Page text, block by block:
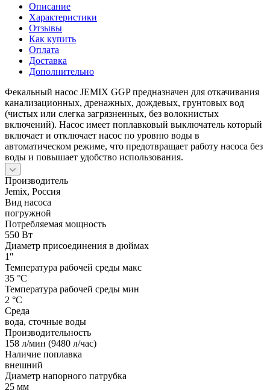
Описание
Характеристики
Отзывы
Как купить
Оплата
Доставка
Дополнительно
Фекальный насос JEMIX GGP предназначен для откачивания
канализационных, дренажных, дождевых, грунтовых вод
(чистых или слегка загрязненных, без волокнистых
включений). Насос имеет поплавковый выключатель который
включает и отключает насос по уровню воды в
автоматическом режиме, что предотвращает работу насоса без
воды и повышает удобство использования.
Производитель
Jemix, Россия
Вид насоса
погружной
Потребляемая мощность
550 Вт
Диаметр присоединения в дюймах
1″
Температура рабочей среды макс
35 °С
Температура рабочей среды мин
2 °С
Среда
вода, сточные воды
Производительность
158 л/мин (9480 л/час)
Наличие поплавка
внешний
Диаметр напорного патрубка
25 мм